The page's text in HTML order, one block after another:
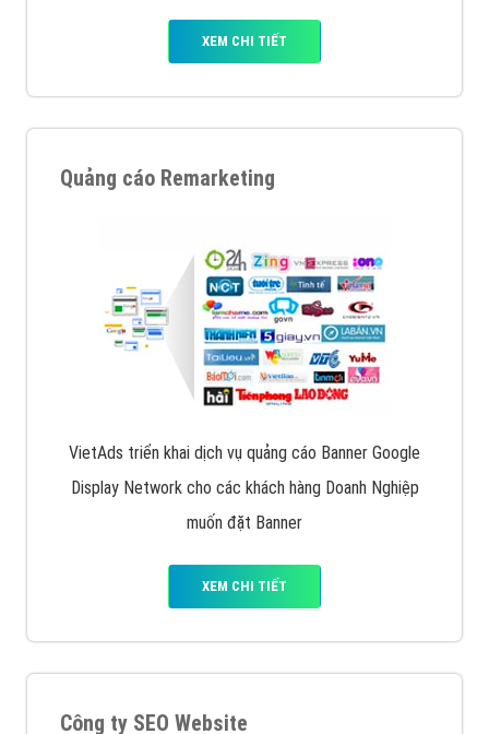
XEM CHI TIẾT
Quảng cáo Remarketing
VietAds triển khai dịch vụ quảng cáo Banner Google
Display Network cho các khách hàng Doanh Nghiệp
muốn đặt Banner
XEM CHI TIẾT
Công ty SEO Website